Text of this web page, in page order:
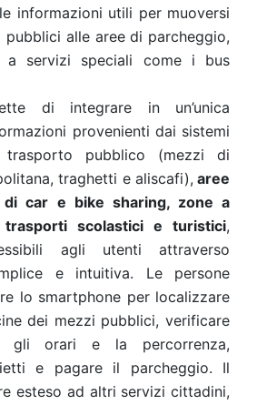
informazioni utili per muoversi
alle aree di parcheggio,
a servizi speciali come i bus
di integrare in un’unica
provenienti dai sistemi
pubblico (mezzi di
traghetti e aliscafi), aree
car e bike sharing, zone a
scolastici e turistici,
agli utenti attraverso
e intuitiva. Le persone
lo smartphone per localizzare
dei mezzi pubblici, verificare
gli orari e la percorrenza,
e pagare il parcheggio. Il
esteso ad altri servizi cittadini,